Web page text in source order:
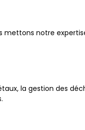
notre
la gestion des